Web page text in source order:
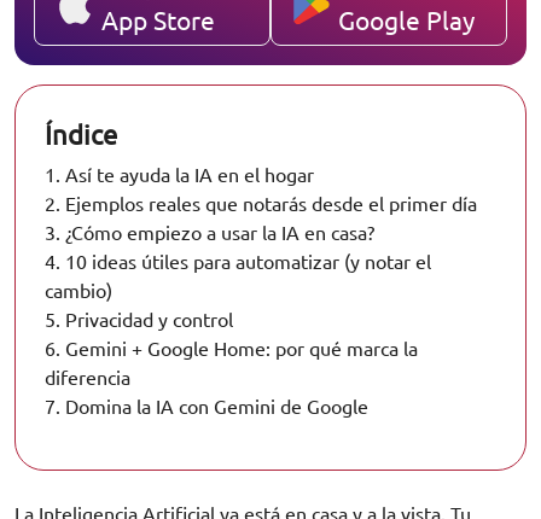
App Store Google Play
Índice
1.
Así te ayuda la IA en el hogar
2. Ejemplos reales que notarás desde el primer día
3.
¿Cómo empiezo a usar la IA en casa?
4. 10 ideas útiles para automatizar (y notar el
cambio)
5. Privacidad y control
6. Gemini + Google Home: por qué marca la
diferencia
7. Domina la IA con Gemini de Google
La Inteligencia Artificial ya está en casa y a la vista. Tu